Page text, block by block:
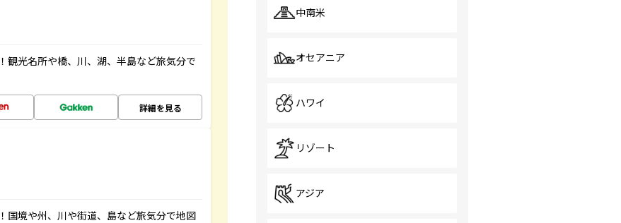
観光名所や橋、川、湖、半島など旅気分で
詳細を見る
国境や州、川や街道、島など旅気分で地図
中南米
オセアニア
ハワイ
リゾート
アジア